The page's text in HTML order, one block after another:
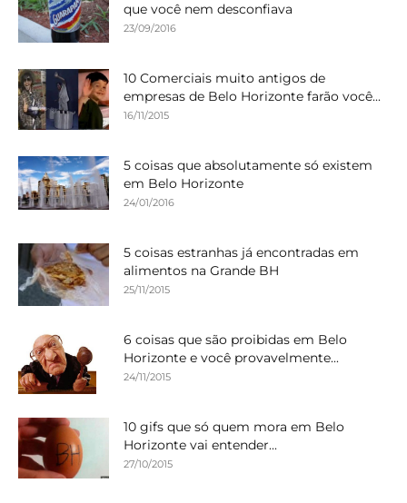
que você nem desconfiava
23/09/2016
10 Comerciais muito antigos de
empresas de Belo Horizonte farão você...
16/11/2015
5 coisas que absolutamente só existem
em Belo Horizonte
24/01/2016
5 coisas estranhas já encontradas em
alimentos na Grande BH
25/11/2015
6 coisas que são proibidas em Belo
Horizonte e você provavelmente...
24/11/2015
10 gifs que só quem mora em Belo
Horizonte vai entender...
27/10/2015